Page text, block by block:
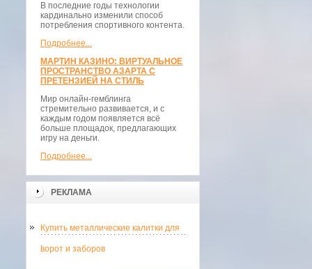
В последние годы технологии
кардинально изменили способ
потребления спортивного контента.
Подробнее...
МАРТИН КАЗИНО: ВИРТУАЛЬНОЕ
ПРОСТРАНСТВО АЗАРТА С
ПРЕТЕНЗИЕЙ НА СТИЛЬ
Мир онлайн-гемблинга
стремительно развивается, и с
каждым годом появляется всё
больше площадок, предлагающих
игру на деньги.
Подробнее...
РЕКЛАМА
Купить металлические калитки для
ворот и заборов
.